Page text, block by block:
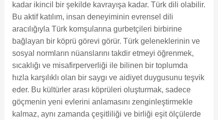
kadar ikincil bir şekilde kavrayışa kadar. Türk dili olabilir.
Bu aktif katılım, insan deneyiminin evrensel dili
aracılığıyla Türk komşularına gurbetçileri birbirine
bağlayan bir köprü görevi görür. Türk geleneklerinin ve
sosyal normların nüanslarını takdir etmeyi öğrenmek,
sıcaklığı ve misafirperverliği ile bilinen bir toplumda
hızla karşılıklı olan bir saygı ve aidiyet duygusunu teşvik
eder. Bu kültürler arası köprüleri oluşturmak, sadece
göçmenin yeni evlerini anlamasını zenginleştirmekle
kalmaz, aynı zamanda çeşitliliği ve birliği eşit ölçülerde